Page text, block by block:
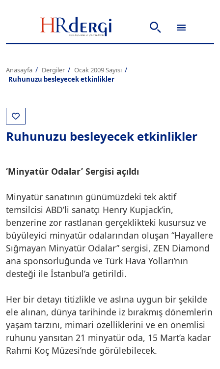
Anasayfa Dergiler
Ocak 2009 Sayısı
Ruhunuzu besleyecek etkinlikler
Ruhunuzu besleyecek etkinlikler
‘Minyatür Odalar’ Sergisi açıldı
Minyatür sanatının günümüzdeki tek aktif
temsilcisi ABD’li sanatçı Henry Kupjack’in,
benzerine zor rastlanan gerçeklikteki kusursuz ve
büyüleyici minyatür odalarından oluşan “Hayallere
Sığmayan Minyatür Odalar” sergisi, ZEN Diamond
ana sponsorluğunda ve Türk Hava Yolları’nın
desteği ile İstanbul’a getirildi.
Her bir detayı titizlikle ve aslına uygun bir şekilde
ele alınan, dünya tarihinde iz bırakmış dönemlerin
yaşam tarzını, mimari özelliklerini ve en önemlisi
ruhunu yansıtan 21 minyatür oda, 15 Mart’a kadar
Rahmi Koç Müzesi’nde görülebilecek.